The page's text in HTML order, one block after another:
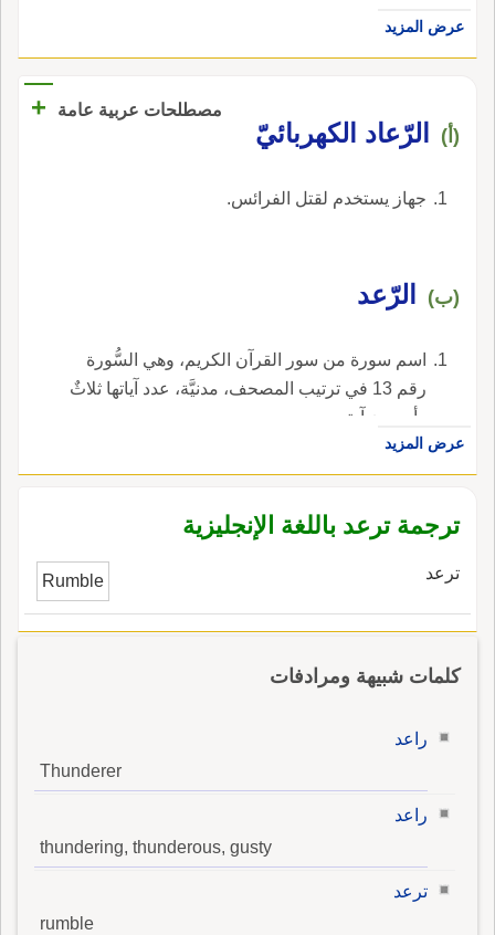
وقولهم: جاء بذاتِ الرَّعْدِ والصَّلِيلِ، يعني بها الحرب
وذاتُ الرَّواعِدِ: الداهية وبنو راعِد: بطن، وفي
الصحاح: بنو راعِدة.
عرض المزيد
مصطلحات عربية عامة +
(أ) الرّعاد الكهربائيّ
جهاز يستخدم لقتل الفرائس.
(ب) الرّعد
اسم سورة من سور القرآن الكريم، وهي السُّورة
رقم 13 في ترتيب المصحف، مدنيَّة، عدد آياتها ثلاثٌ
وأربعون آية.
عرض المزيد
ترجمة ترعد باللغة الإنجليزية
ترعد Rumble
كلمات شبيهة ومرادفات
راعد
Thunderer
راعد
thundering, thunderous, gusty
ترعد
rumble